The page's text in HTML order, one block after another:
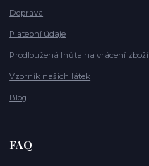
Doprava
Platební údaje
Prodloužená lhůta na vrácení zboží
Vzorník našich látek
Blog
FAQ